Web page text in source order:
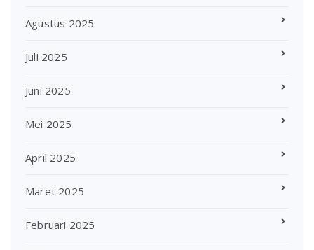
Agustus 2025
Juli 2025
Juni 2025
Mei 2025
April 2025
Maret 2025
Februari 2025